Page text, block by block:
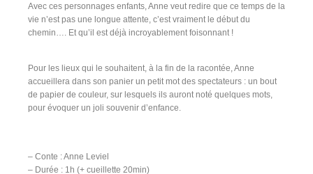
Avec ces personnages enfants, Anne veut redire que ce temps de la
vie n’est pas une longue attente, c’est vraiment le début du
chemin…. Et qu’il est déjà incroyablement foisonnant !
Pour les lieux qui le souhaitent, à la fin de la racontée, Anne
accueillera dans son panier un petit mot des spectateurs : un bout
de papier de couleur, sur lesquels ils auront noté quelques mots,
pour évoquer un joli souvenir d’enfance.
– Conte : Anne Leviel
– Durée : 1h (+ cueillette 20min)